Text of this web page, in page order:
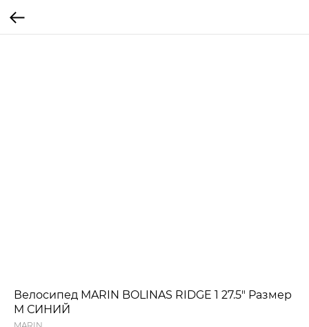
Велосипед MARIN BOLINAS RIDGE 1 27.5" Размер
M СИНИЙ